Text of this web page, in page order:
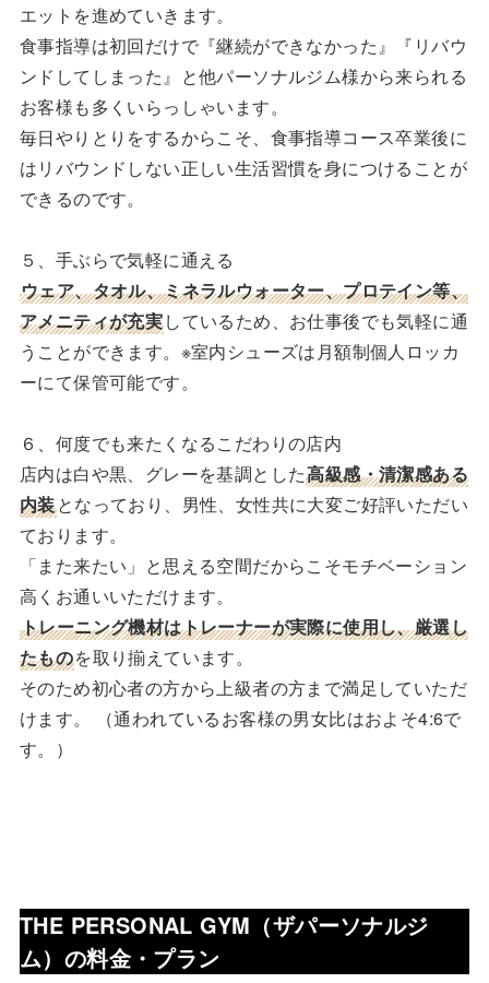
エットを進めていきます。
食事指導は初回だけで『継続ができなかった』『リバウ
ンドしてしまった』と他パーソナルジム様から来られる
お客様も多くいらっしゃいます。
毎日やりとりをするからこそ、食事指導コース卒業後に
はリバウンドしない正しい生活習慣を身につけることが
できるのです。
５、手ぶらで気軽に通える
ウェア、タオル、ミネラルウォーター、プロテイン等、
アメニティが充実しているため、お仕事後でも気軽に通
うことができます。※室内シューズは月額制個人ロッカ
ーにて保管可能です。
６、何度でも来たくなるこだわりの店内
店内は白や黒、グレーを基調とした高級感・清潔感ある
内装となっており、男性、女性共に大変ご好評いただい
ております。
「また来たい」と思える空間だからこそモチベーション
高くお通いいただけます。
トレーニング機材はトレーナーが実際に使用し、厳選し
たものを取り揃えています。
そのため初心者の方から上級者の方まで満足していただ
けます。 （通われているお客様の男女比はおよそ4:6で
す。）
THE PERSONAL GYM（ザパーソナルジ
ム）の料金・プラン